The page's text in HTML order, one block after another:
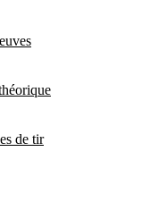
de tir